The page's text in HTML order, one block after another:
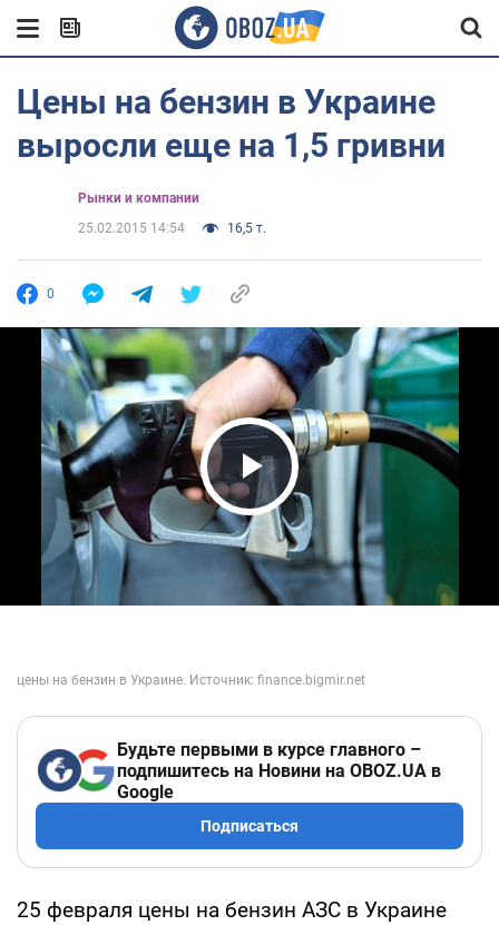
Цены на бензин в Украине
выросли еще на 1,5 гривни
Рынки и компании
25.02.2015 14:54
16,5 т.
0
Play Video
Будьте первыми в курсе главного –
подпишитесь на Новини на OBOZ.UA в
Google
Подписаться
25 февраля цены на бензин АЗС в Украине